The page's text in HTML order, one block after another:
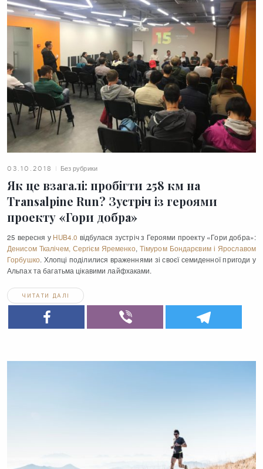
03.10.2018 Без рубрики
Як це взагалі: пробігти 258 км на
Transalpine Run? Зустріч із героями
проекту «Гори добра»
25 вересня у HUB4.0 відбулася зустріч з Героями проекту «Гори добра»:
Денисом Ткалічем, Сергієм Яременко, Тімуром Бондарєвим і Ярославом
Горбушко. Хлопці поділилися враженнями зі своєї семиденної пригоди у
Альпах та багатьма цікавими лайфхаками.
ЧИТАТИ ДАЛІ